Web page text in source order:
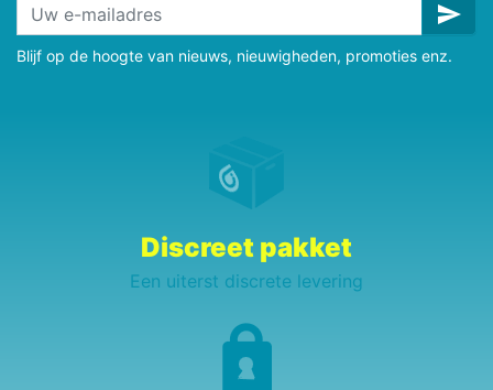
send
Blijf op de hoogte van nieuws, nieuwigheden, promoties enz.
Discreet pakket
Een uiterst discrete levering